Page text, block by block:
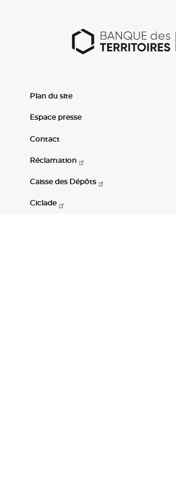
Plan du site
Espace presse
Contact
Réclamation
Caisse des Dépôts
Ciclade